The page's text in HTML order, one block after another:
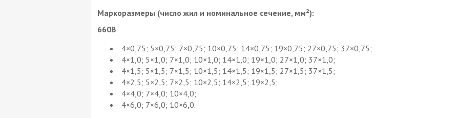
Маркоразмеры (число жил и номинальное сечение, мм²):
660В
4×0,75; 5×0,75; 7×0,75; 10×0,75; 14×0,75; 19×0,75; 27×0,75; 37×0,75;
4×1,0; 5×1,0; 7×1,0; 10×1,0; 14×1,0; 19×1,0; 27×1,0; 37×1,0;
4×1,5; 5×1,5; 7×1,5; 10×1,5; 14×1,5; 19×1,5; 27×1,5; 37×1,5;
4×2,5; 5×2,5; 7×2,5; 10×2,5; 14×2,5; 19×2,5;
4×4,0; 7×4,0; 10×4,0;
4×6,0; 7×6,0; 10×6,0.